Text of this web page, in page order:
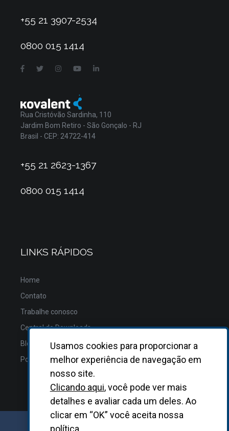
+55 21 3907-2534
0800 015 1414
Rua Cristóvão Sardinha, 110
Jardim Bom Retiro - São Gonçalo - RJ
Brasil - CEP: 24722-414
+55 21 2623-1367
0800 015 1414
LINKS RÁPIDOS
Home
Contato
Trabalhe conosco
Central de Downloads
Blog
Política de Privacidade
Usamos cookies para proporcionar a
melhor experiência de navegação em
nosso site.
Clicando aqui, você pode ver mais
detalhes e avaliar cada um deles. Ao
clicar em “OK” você aceita nossa
política.